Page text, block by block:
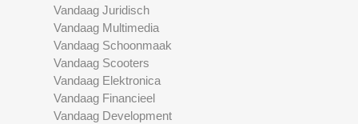
Vandaag Juridisch
Vandaag Multimedia
Vandaag Schoonmaak
Vandaag Scooters
Vandaag Elektronica
Vandaag Financieel
Vandaag Development